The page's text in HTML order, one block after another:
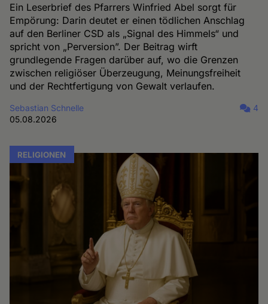
Ein Leserbrief des Pfarrers Winfried Abel sorgt für
Empörung: Darin deutet er einen tödlichen Anschlag
auf den Berliner CSD als „Signal des Himmels“ und
spricht von „Perversion”. Der Beitrag wirft
grundlegende Fragen darüber auf, wo die Grenzen
zwischen religiöser Überzeugung, Meinungsfreiheit
und der Rechtfertigung von Gewalt verlaufen.
Sebastian Schnelle
05.08.2026
4
RELIGIONEN